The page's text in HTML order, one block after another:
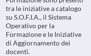
tra le iniziative a catalogo
su S.O.F.I.A., il Sistema
Operativo per la
Formazione e le Iniziative
di Aggiornamento dei
docenti.